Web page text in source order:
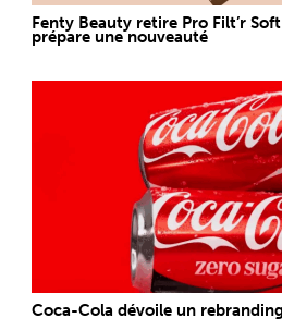
Fenty Beauty retire Pro Filt’r
prépare une nouveauté
Coca-Cola dévoile un